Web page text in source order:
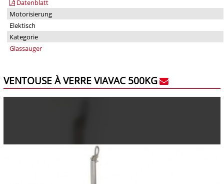
Datenblatt
Motorisierung
Elektisch
Kategorie
Glassauger
VENTOUSE À VERRE VIAVAC 500KG